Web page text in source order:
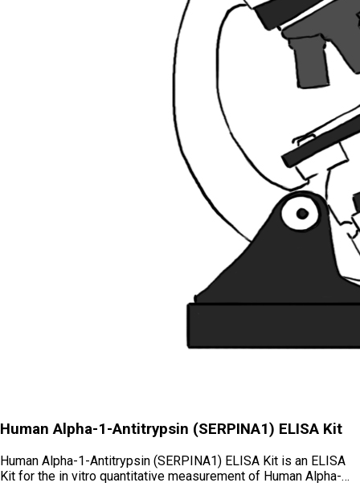
Human Alpha-1-Antitrypsin (SERPINA1) ELISA Kit
Human Alpha-1-Antitrypsin (SERPINA1) ELISA Kit is an ELISA
Kit for the in vitro quantitative measurement of Human Alpha-…